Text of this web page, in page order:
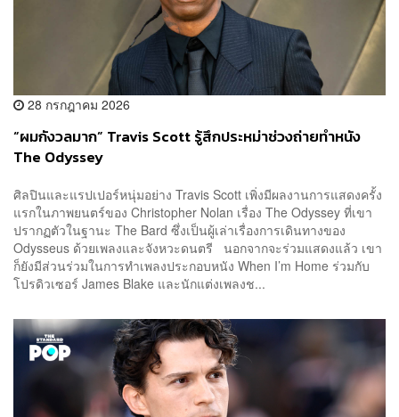
28 กรกฎาคม 2026
“ผมกังวลมาก” Travis Scott รู้สึกประหม่าช่วงถ่ายทำหนัง
The Odyssey
ศิลปินและแรปเปอร์หนุ่มอย่าง Travis Scott เพิ่งมีผลงานการแสดงครั้ง
แรกในภาพยนตร์ของ Christopher Nolan เรื่อง The Odyssey ที่เขา
ปรากฏตัวในฐานะ The Bard ซึ่งเป็นผู้เล่าเรื่องการเดินทางของ
Odysseus ด้วยเพลงและจังหวะดนตรี นอกจากจะร่วมแสดงแล้ว เขา
ก็ยังมีส่วนร่วมในการทำเพลงประกอบหนัง When I’m Home ร่วมกับ
โปรดิวเซอร์ James Blake และนักแต่งเพลงช...